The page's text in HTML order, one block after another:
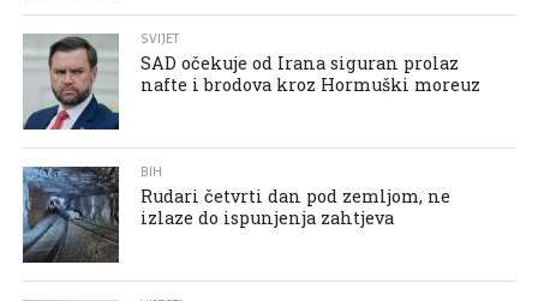
SVIJET
SAD očekuje od Irana siguran prolaz
nafte i brodova kroz Hormuški moreuz
BIH
Rudari četvrti dan pod zemljom, ne
izlaze do ispunjenja zahtjeva